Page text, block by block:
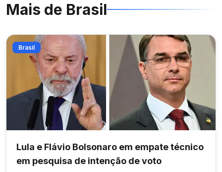
Mais de Brasil
Brasil
Lula e Flávio Bolsonaro em empate técnico
em pesquisa de intenção de voto